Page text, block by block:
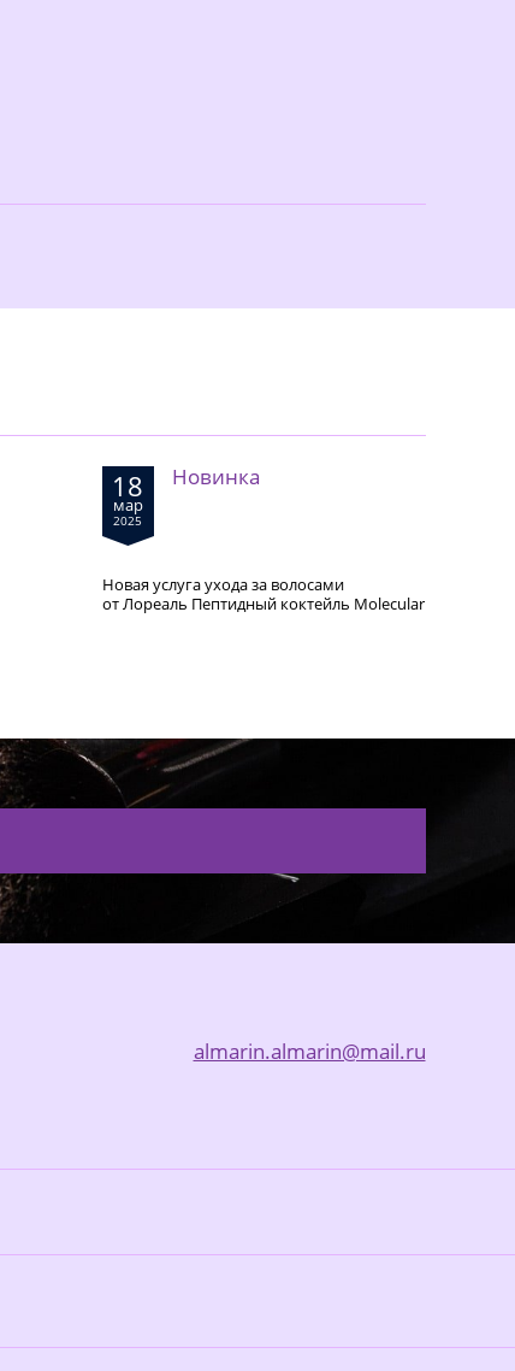
18
мар
2025
Новинка
Новая услуга ухода за волосами
от Лореаль Пептидный коктейль Molecular
almarin.almarin@mail.ru